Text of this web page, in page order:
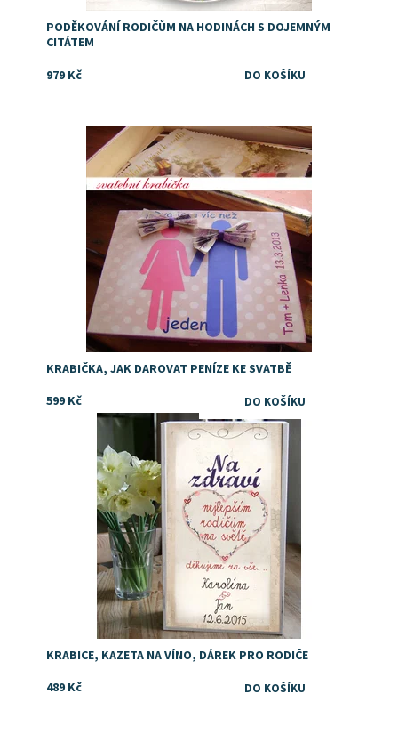
PODĚKOVÁNÍ RODIČŮM NA HODINÁCH S DOJEMNÝM
CITÁTEM
979 Kč
Dostupnost: Skladem
KRABIČKA, JAK DAROVAT PENÍZE KE SVATBĚ
599 Kč
Dostupnost:
Skladem
KRABICE, KAZETA NA VÍNO, DÁREK PRO RODIČE
489 Kč